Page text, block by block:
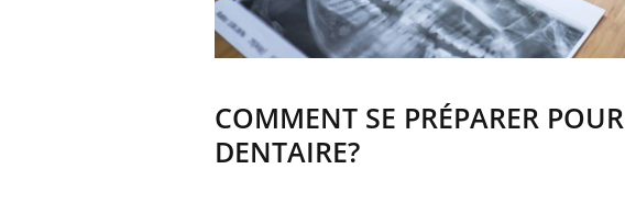
COMMENT SE PRÉPARER
DENTAIRE?